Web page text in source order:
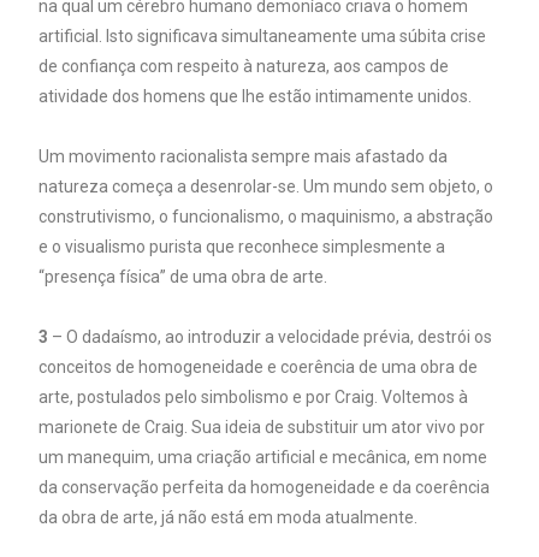
na qual um cérebro humano demoníaco criava o homem
artificial. Isto significava simultaneamente uma súbita crise
de confiança com respeito à natureza, aos campos de
atividade dos homens que lhe estão intimamente unidos.
Um movimento racionalista sempre mais afastado da
natureza começa a desenrolar-se. Um mundo sem objeto, o
construtivismo, o funcionalismo, o maquinismo, a abstração
e o visualismo purista que reconhece simplesmente a
“presença física” de uma obra de arte.
3 – O dadaísmo, ao introduzir a velocidade prévia, destrói os
conceitos de homogeneidade e coerência de uma obra de
arte, postulados pelo simbolismo e por Craig. Voltemos à
marionete de Craig. Sua ideia de substituir um ator vivo por
um manequim, uma criação artificial e mecânica, em nome
da conservação perfeita da homogeneidade e da coerência
da obra de arte, já não está em moda atualmente.